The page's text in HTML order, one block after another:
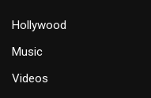
Hollywood
Music
Videos